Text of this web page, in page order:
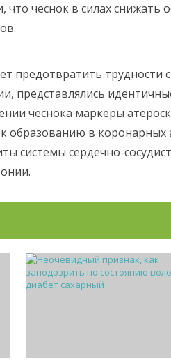
что чеснок в силах
предотвратить трудности
представлялись
чеснока маркеры
образованию в коронарных
системы сердечно-